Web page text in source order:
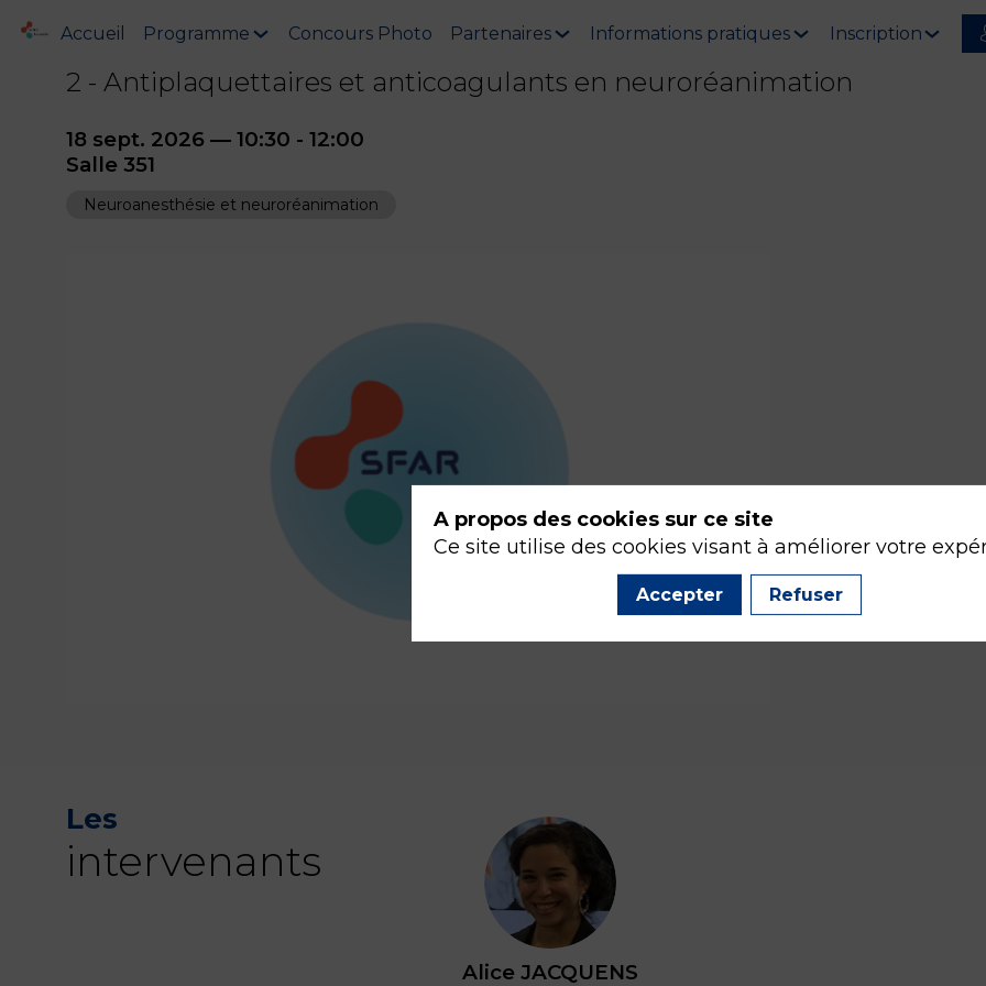
Accueil Programme Concours Photo Partenaires Informations pratiques Inscription
2 - Antiplaquettaires et anticoagulants en neuroréanimation
18 sept. 2026 — 10:30 - 12:00
Salle 351
Neuroanesthésie et neuroréanimation
Les
intervenants AJ
Alice JACQUENS
A propos des cookies sur ce site
Ce site utilise des cookies visant à améliorer votre
Accepter Refuser